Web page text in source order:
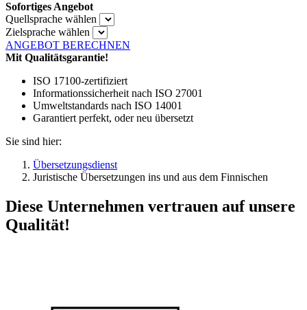
Sofortiges Angebot
Quellsprache wählen
Zielsprache wählen
ANGEBOT BERECHNEN
Mit Qualitätsgarantie!
ISO 17100-zertifiziert
Informationssicherheit nach ISO 27001
Umweltstandards nach ISO 14001
Garantiert perfekt, oder neu übersetzt
Sie sind hier:
Übersetzungsdienst
Juristische Übersetzungen ins und aus dem Finnischen
Diese Unternehmen vertrauen auf unsere
Qualität!